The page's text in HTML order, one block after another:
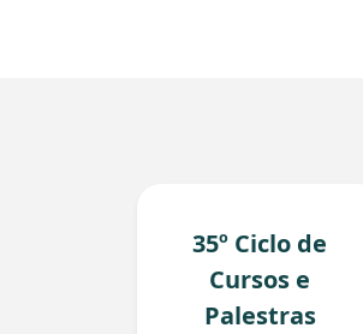
35º Ciclo de
Cursos e
Palestras